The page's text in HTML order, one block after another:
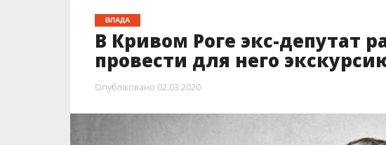
ВЛАДА
В Кривом Роге экс-депутат
провести для него
Опубліковано 02.03.2020